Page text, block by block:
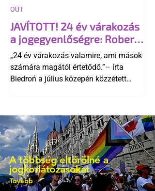
egyértelműen tiltja a házasságuk
elismerését. Közben az ellenzéken belül
is vita robbant ki arról, hogy vissza
kellene-e vonni a kormány konzervatív
alkotmánymódosítását
JAVÍTOTT! 24 év várakozás
a jogegyenlőségre: Robert
Biedroń megindító üzenete
a lengyel bejegyzett
élettársi kapcsolatokért
„24 év várakozás valamire, ami mások
számára magától értetődő.”– írta
Biedroń a július közepén közzétett
OUT
A többség eltörölné a
jogkorlátozásokat
Tovább